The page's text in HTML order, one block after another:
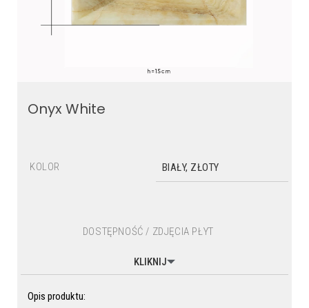
Onyx White
KOLOR BIAŁY, ZŁOTY
DOSTĘPNOŚĆ / ZDJĘCIA PŁYT
KLIKNIJ
Opis produktu: